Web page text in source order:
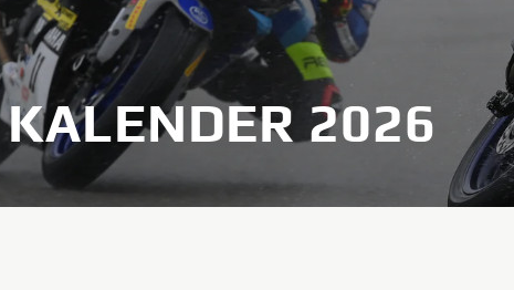
KALENDER 2026